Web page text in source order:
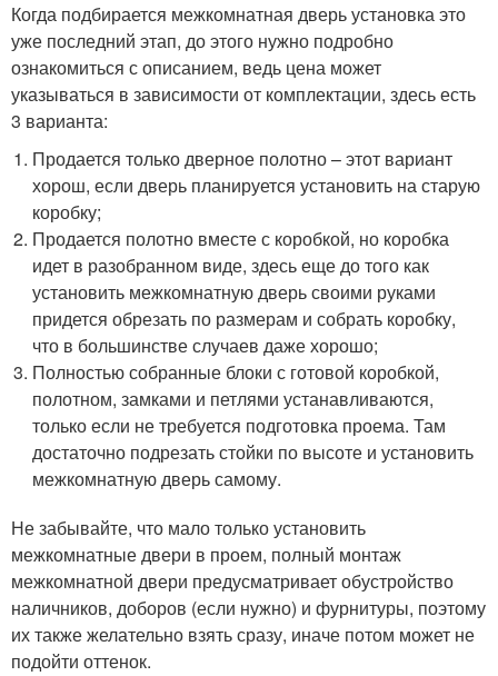
Когда подбирается межкомнатная дверь установка это
уже последний этап, до этого нужно подробно
ознакомиться с описанием, ведь цена может
указываться в зависимости от комплектации, здесь есть
3 варианта:
Продается только дверное полотно – этот вариант
хорош, если дверь планируется установить на старую
коробку;
Продается полотно вместе с коробкой, но коробка
идет в разобранном виде, здесь еще до того как
установить межкомнатную дверь своими руками
придется обрезать по размерам и собрать коробку,
что в большинстве случаев даже хорошо;
Полностью собранные блоки с готовой коробкой,
полотном, замками и петлями устанавливаются,
только если не требуется подготовка проема. Там
достаточно подрезать стойки по высоте и установить
межкомнатную дверь самому.
Не забывайте, что мало только установить
межкомнатные двери в проем, полный монтаж
межкомнатной двери предусматривает обустройство
наличников, доборов (если нужно) и фурнитуры, поэтому
их также желательно взять сразу, иначе потом может не
подойти оттенок.